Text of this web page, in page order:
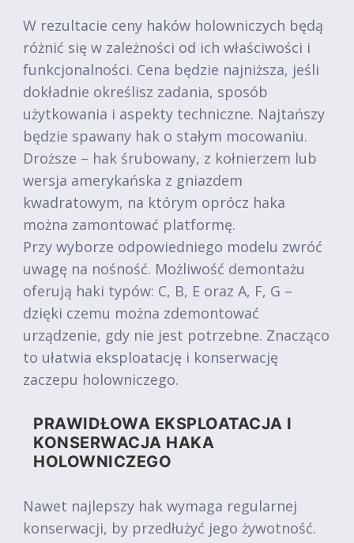
W rezultacie ceny haków holowniczych będą
różnić się w zależności od ich właściwości i
funkcjonalności. Cena będzie najniższa, jeśli
dokładnie określisz zadania, sposób
użytkowania i aspekty techniczne. Najtańszy
będzie spawany hak o stałym mocowaniu.
Droższe – hak śrubowany, z kołnierzem lub
wersja amerykańska z gniazdem
kwadratowym, na którym oprócz haka
można zamontować platformę.
Przy wyborze odpowiedniego modelu zwróć
uwagę na nośność. Możliwość demontażu
oferują haki typów: C, B, E oraz A, F, G –
dzięki czemu można zdemontować
urządzenie, gdy nie jest potrzebne. Znacząco
to ułatwia eksploatację i konserwację
zaczepu holowniczego.
PRAWIDŁOWA EKSPLOATACJA I
KONSERWACJA HAKA
HOLOWNICZEGO
Nawet najlepszy hak wymaga regularnej
konserwacji, by przedłużyć jego żywotność.